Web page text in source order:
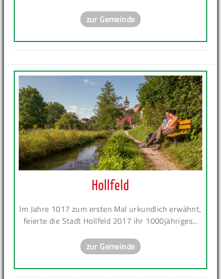
zur Gemeinde
Hollfeld
Im Jahre 1017 zum ersten Mal urkundlich erwähnt,
feierte die Stadt Hollfeld 2017 ihr 1000jähriges...
zur Gemeinde